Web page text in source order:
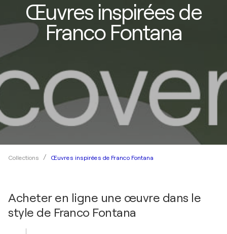
Œuvres inspirées de
Franco Fontana
Collections Œuvres inspirées de Franco Fontana
Acheter en ligne une œuvre dans le
style de Franco Fontana